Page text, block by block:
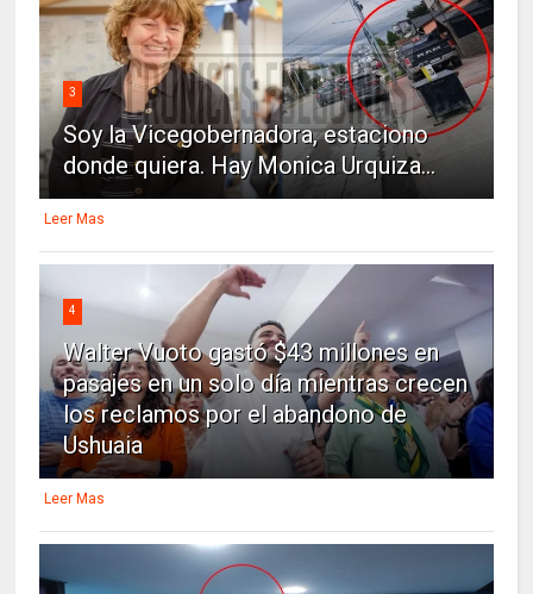
3
Soy la Vicegobernadora, estaciono
donde quiera. Hay Monica Urquiza...
Leer Mas
4
Walter Vuoto gastó $43 millones en
pasajes en un solo día mientras crecen
los reclamos por el abandono de
Ushuaia
Leer Mas